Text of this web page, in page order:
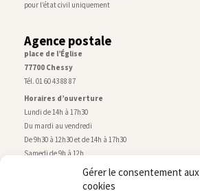
Gérer le consentement aux
cookies
pour l’état civil uniquement
Agence postale
place de l’Église
77700 Chessy
Tél. 01 60 43 88 87
Horaires d’ouverture
Lundi de 14h à 17h30
Du mardi au vendredi
De 9h30 à 12h30 et de 14h à 17h30
Samedi de 9h à 12h